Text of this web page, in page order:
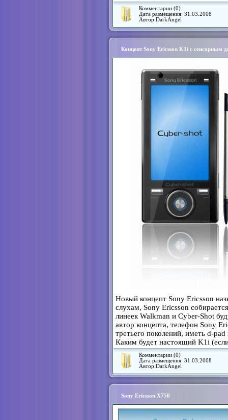
Комментарии (0)
Дата размещения: 31.03.2008
Автор:DarkAngel
Концепт Sony Ericsson K1i с сенсорным
Новый концепт Sony Ericsson
слухам, Sony Ericsson
линеек Walkman и Cyber-Shot
автор концепта, телефон Sony
третьего поколений, иметь d-
Каким будет настоящий K1i
Комментарии (0)
Дата размещения: 31.03.2008
Автор:DarkAngel
Sony Ericsson X750